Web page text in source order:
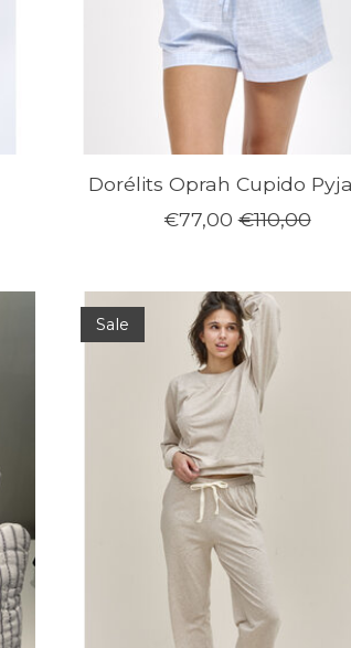
Dorélits Oprah Cupido
€77,00 €110,00
Sale